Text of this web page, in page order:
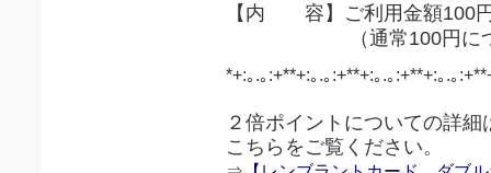
【内 容】ご利用金額100
（通常100円につき
*+:｡.｡:+**+:｡.｡:+**+:｡.｡:+**+:｡.｡
２倍ポイントについての詳細
こちらをご覧ください。